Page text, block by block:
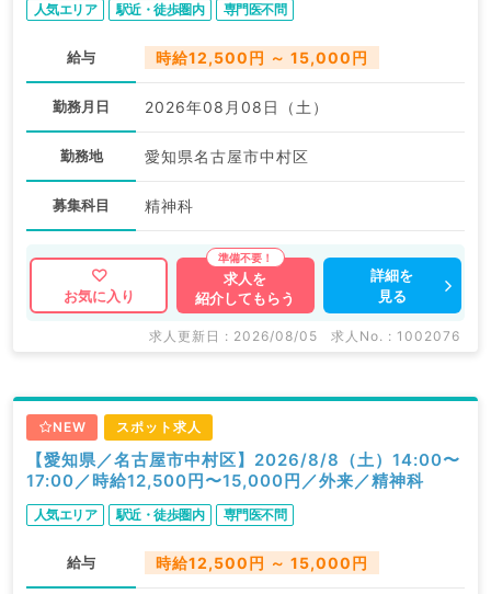
人気エリア 駅近・徒歩圏内 専門医不問
給与 時給12,500円 ～ 15,000円
勤務月日 2026年08月08日（土）
勤務地 愛知県名古屋市中村区
募集科目 精神科
お気に入り
求人を
紹介してもらう
詳細を
見る
求人更新日 : 2026/08/05 求人No. : 1002076
NEW スポット求人
【愛知県／名古屋市中村区】2026/8/8（土）14:00〜
17:00／時給12,500円〜15,000円／外来／精神科
人気エリア 駅近・徒歩圏内 専門医不問
給与 時給12,500円 ～ 15,000円